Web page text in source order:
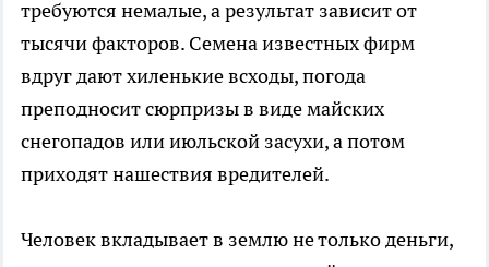
требуются немалые, а результат зависит от
тысячи факторов. Семена известных фирм
вдруг дают хиленькие всходы, погода
преподносит сюрпризы в виде майских
снегопадов или июльской засухи, а потом
приходят нашествия вредителей.
Человек вкладывает в землю не только деньги,